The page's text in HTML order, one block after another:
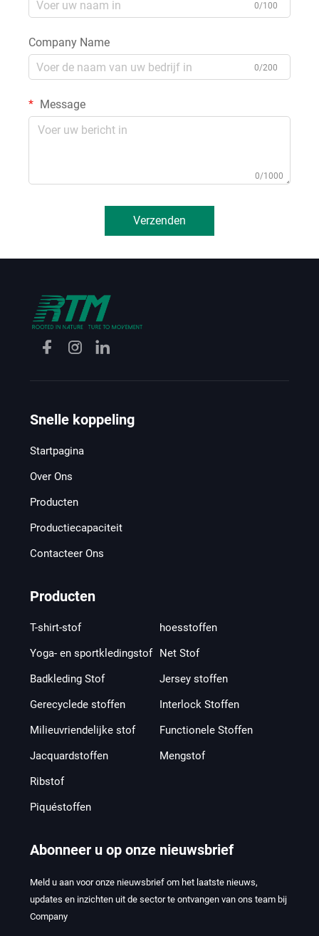
0/100
Company Name
0/200
Message
0/1000
Verzenden
Snelle koppeling
Startpagina
Over Ons
Producten
Productiecapaciteit
Contacteer Ons
Producten
T-shirt-stof
Yoga- en sportkledingstof
Badkleding Stof
Gerecyclede stoffen
hoesstoffen
Net Stof
Jersey stoffen
Interlock Stoffen
Milieuvriendelijke stof
Jacquardstoffen
Ribstof
Piquéstoffen
Functionele Stoffen
Mengstof
Abonneer u op onze nieuwsbrief
Meld u aan voor onze nieuwsbrief om het laatste nieuws,
updates en inzichten uit de sector te ontvangen van ons team bij
Company